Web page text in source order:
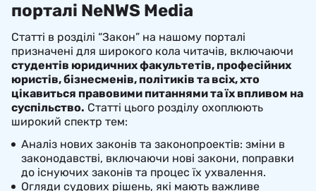
порталі NeNWS Media
Статті в розділі “Закон” на нашому порталі
призначені для широкого кола читачів, включаючи
студентів юридичних факультетів, професійних
юристів, бізнесменів, політиків та всіх, хто
цікавиться правовими питаннями та їх впливом на
суспільство. Статті цього розділу охоплюють
широкий спектр тем:
Аналіз нових законів та законопроектів: зміни в
законодавстві, включаючи нові закони, поправки
до існуючих законів та процес їх ухвалення.
Огляди судових рішень, які мають важливе